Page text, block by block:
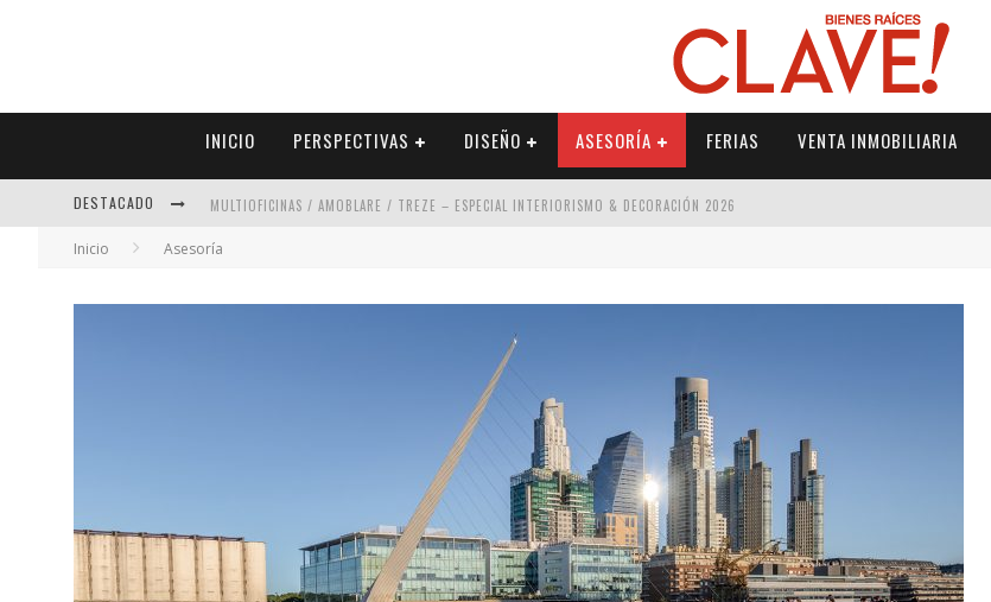
INICIO PERSPECTIVAS DISEÑO ASESORÍA FERIAS VENTA INMOBILIARIA
DESTACADO MULTIOFICINAS / AMOBLARE / TREZE – ESPECIAL INTERIORISMO & DECORACIÓN 2026
ABAD VERGARA ARQUITECTOS – ESPECIAL INTERIORISMO & DECORACIÓN 2026
COLINEAL – ESPECIAL INTERIORISMO & DECORACIÓN 2026
ADRIANA HOYOS DESIGN STUDIO – ESPECIAL INTERIORISMO & DECORACIÓN 2026
Inicio Asesoría